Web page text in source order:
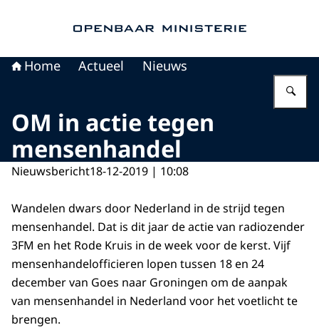
Home Actueel Nieuws
OM in actie tegen
mensenhandel
Nieuwsbericht18-12-2019 | 10:08
Wandelen dwars door Nederland in de strijd tegen
mensenhandel. Dat is dit jaar de actie van radiozender
3FM en het Rode Kruis in de week voor de kerst. Vijf
mensenhandelofficieren lopen tussen 18 en 24
december van Goes naar Groningen om de aanpak
van mensenhandel in Nederland voor het voetlicht te
brengen.